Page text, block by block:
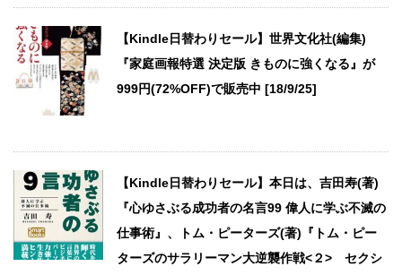
【Kindle日替わりセール】世界文化社(編集)
『家庭画報特選 決定版 きものに強くなる』が
999円(72%OFF)で販売中 [18/9/25]
【Kindle日替わりセール】本日は、吉田寿(著)
『心ゆさぶる成功者の名言99 偉人に学ぶ不滅の
仕事術』、トム・ピーターズ(著)『トム・ピー
ターズのサラリーマン大逆襲作戦<２> セクシ